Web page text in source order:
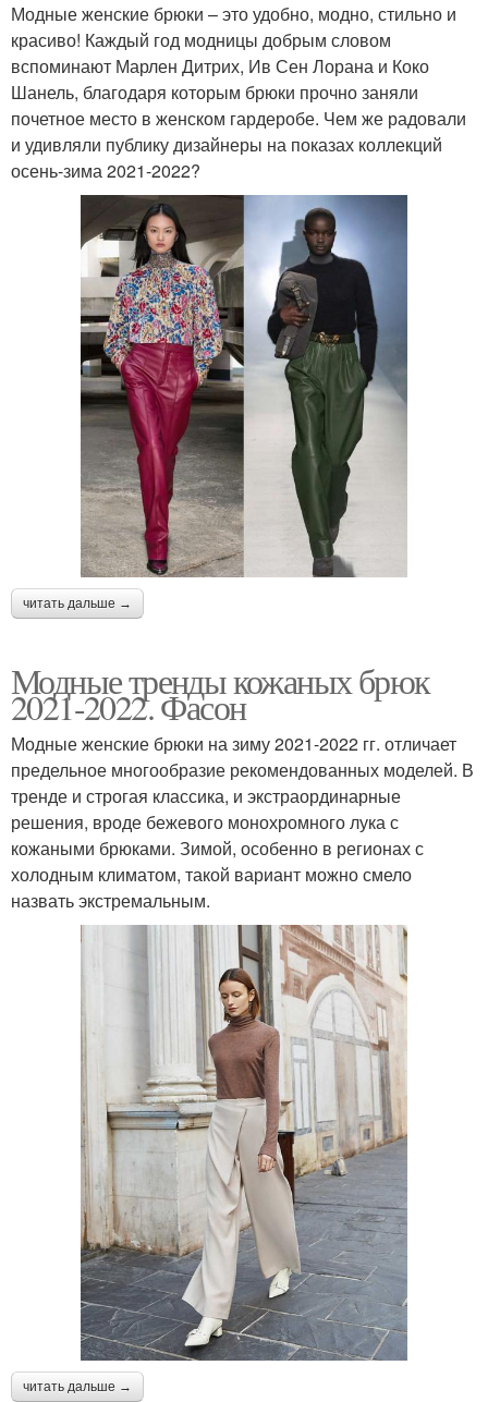
Модные женские брюки – это удобно, модно, стильно и
красиво! Каждый год модницы добрым словом
вспоминают Марлен Дитрих, Ив Сен Лорана и Коко
Шанель, благодаря которым брюки прочно заняли
почетное место в женском гардеробе. Чем же радовали
и удивляли публику дизайнеры на показах коллекций
осень-зима 2021-2022?
читать дальше →
Модные тренды кожаных брюк
2021-2022. Фасон
Модные женские брюки на зиму 2021-2022 гг. отличает
предельное многообразие рекомендованных моделей. В
тренде и строгая классика, и экстраординарные
решения, вроде бежевого монохромного лука с
кожаными брюками. Зимой, особенно в регионах с
холодным климатом, такой вариант можно смело
назвать экстремальным.
читать дальше →